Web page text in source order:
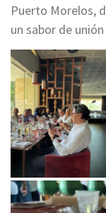
Puerto Morelos,
un sabor de